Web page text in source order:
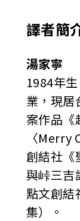
譯者簡
湯家寧
1984年
業，現居
案作品《
〈
創結社《
與峠三吉
點文創結
集）。